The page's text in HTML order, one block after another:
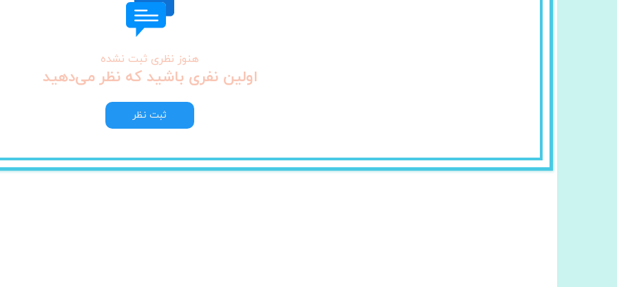
هنوز نظری ثبت نشده
اولین نفری باشید که نظر می‌دهید
ثبت نظر